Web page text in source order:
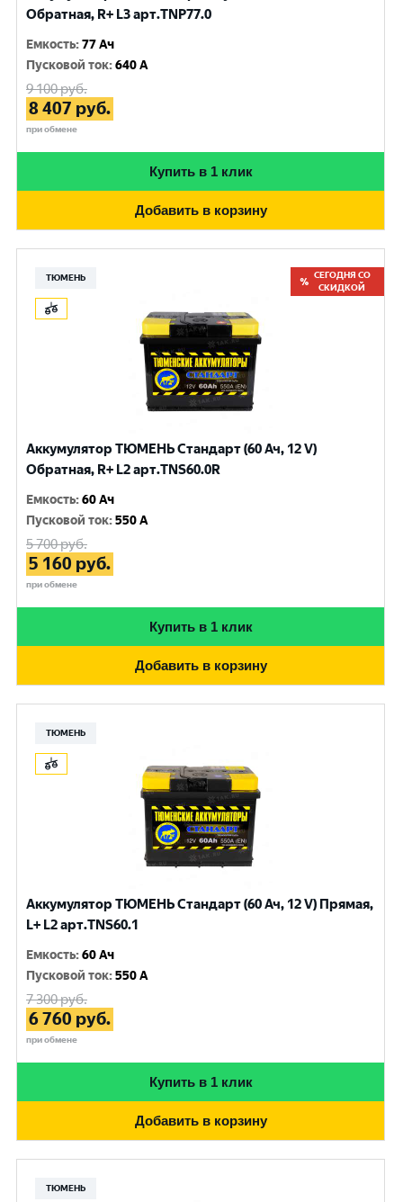
Обратная, R+ L3 арт.TNP77.0
Емкость:77 Ач
Пусковой ток:640 A
9 100руб.
8 407 руб.
при обмене
Купить в 1 клик
Добавить в корзину
ТЮМЕНЬ
СЕГОДНЯ СО
СКИДКОЙ
Аккумулятор ТЮМЕНЬ Стандарт (60 Ач, 12 V)
Обратная, R+ L2 арт.TNS60.0R
Емкость:60 Ач
Пусковой ток:550 A
5 700руб.
5 160 руб.
при обмене
Купить в 1 клик
Добавить в корзину
ТЮМЕНЬ
Аккумулятор ТЮМЕНЬ Стандарт (60 Ач, 12 V) Прямая,
L+ L2 арт.TNS60.1
Емкость:60 Ач
Пусковой ток:550 A
7 300руб.
6 760 руб.
при обмене
Купить в 1 клик
Добавить в корзину
ТЮМЕНЬ